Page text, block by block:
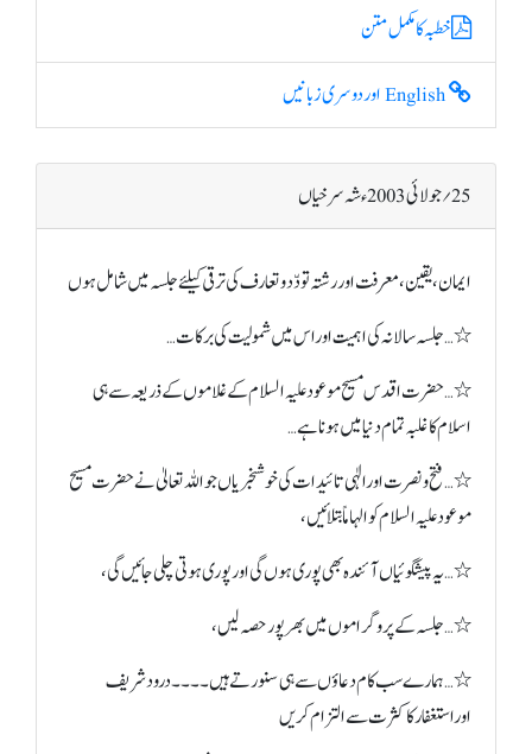
خطبہ کا مکمل متن
25؍ جولائی 2003ء شہ سرخیاں
ایمان،یقین،معرفت اور رشتہ تودّد و تعارف کی ترقی کیلئے جلسہ میں شامل ہوں
٭…جلسہ سالانہ کی اہمیت اوراس میں شمولیت کی برکات…
٭…حضرت اقدس مسیح موعود علیہ السلام کے غلاموں کے ذریعہ سے ہی
اسلام کاغلبہ تمام دنیامیں ہوناہے …
٭…فتح ونصرت اورالٰہی تائیدات کی خوشخبریاں جواللہ تعالیٰ نے حضرت مسیح
موعود علیہ السلام کوالہاماً بتلائیں ،
٭…یہ پیشگوئیاں آئندہ بھی پوری ہوں گی اورپوری ہوتی چلی جائیں گی،
٭…جلسہ کے پروگراموں میں بھرپورحصہ لیں ،
٭…ہمارے سب کام دعاؤں سے ہی سنورتے ہیں ۔۔۔۔درودشریف
اوراستغفارکاکثرت سے التزام کریں